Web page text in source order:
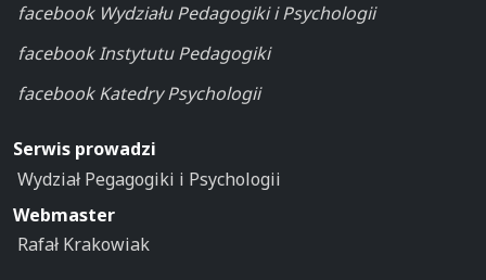
facebook Wydziału Pedagogiki i Psychologii
facebook Instytutu Pedagogiki
facebook Katedry Psychologii
Serwis prowadzi
Wydział Pegagogiki i Psychologii
Webmaster
Rafał Krakowiak